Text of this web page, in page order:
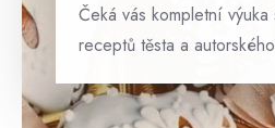
Čeká vás kompletní
receptů těsta a